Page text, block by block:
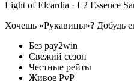
Light of Elcardia · L2 Essence
Хочешь «Рукавицы»? Добудь
Без pay2win
Свежий сезон
Честные рейты
Живое PvP